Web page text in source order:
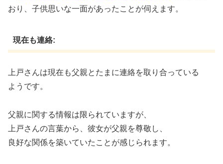
おり、子供思いな一面があったことが伺えます。
現在も連絡:
上戸さんは現在も父親とたまに連絡を取り合っている
ようです。
父親に関する情報は限られていますが、
上戸さんの言葉から、彼女が父親を尊敬し、
良好な関係を築いていたことが感じられます。